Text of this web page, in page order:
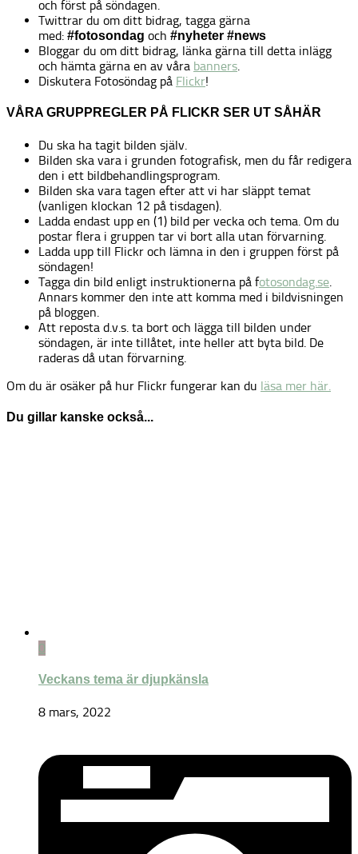
och först på söndagen.
Twittrar du om ditt bidrag, tagga gärna
med: #fotosondag och #nyheter #news
Bloggar du om ditt bidrag, länka gärna till detta inlägg
och hämta gärna en av våra banners.
Diskutera Fotosöndag på Flickr!
VÅRA GRUPPREGLER PÅ FLICKR SER UT SÅHÄR
Du ska ha tagit bilden själv.
Bilden ska vara i grunden fotografisk, men du får redigera
den i ett bildbehandlingsprogram.
Bilden ska vara tagen efter att vi har släppt temat
(vanligen klockan 12 på tisdagen).
Ladda endast upp en (1) bild per vecka och tema. Om du
postar flera i gruppen tar vi bort alla utan förvarning.
Ladda upp till Flickr och lämna in den i gruppen först på
söndagen!
Tagga din bild enligt instruktionerna på fotosondag.se
Annars kommer den inte att komma med i bildvisningen
på bloggen.
Att reposta d.v.s. ta bort och lägga till bilden under
söndagen, är inte tillåtet, inte heller att byta bild. De
raderas då utan förvarning.
Om du är osäker på hur Flickr fungerar kan du läsa mer här.
Du gillar kanske också...
0
Veckans tema är djupkänsla
8 mars, 2022